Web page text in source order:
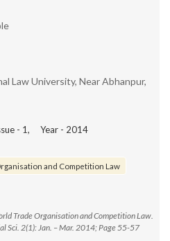
Law University, Near Abhanpur,
- 1, Year - 2014
and Competition Law
Trade Organisation and Competition Law.
Sci. 2(1): Jan. – Mar. 2014; Page 55-57